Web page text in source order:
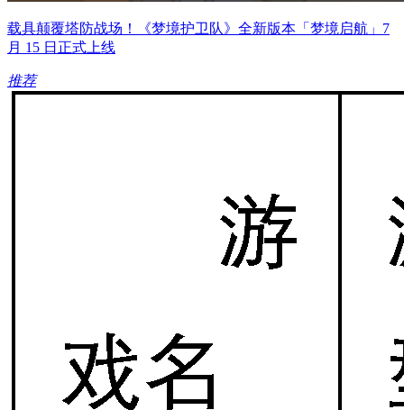
载具颠覆塔防战场！《梦境护卫队》全新版本「梦境启航」7
月 15 日正式上线
推荐